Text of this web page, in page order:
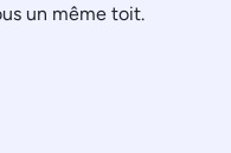
un même toit.